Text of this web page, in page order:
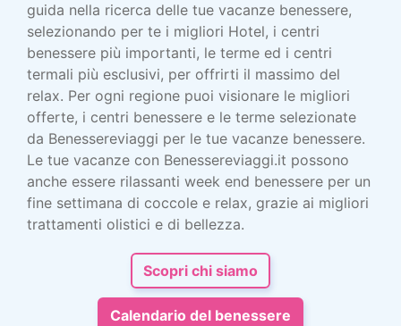
guida nella ricerca delle tue vacanze benessere,
selezionando per te i migliori Hotel, i centri
benessere più importanti, le terme ed i centri
termali più esclusivi, per offrirti il massimo del
relax. Per ogni regione puoi visionare le migliori
offerte, i centri benessere e le terme selezionate
da Benessereviaggi per le tue vacanze benessere.
Le tue vacanze con Benessereviaggi.it possono
anche essere rilassanti week end benessere per un
fine settimana di coccole e relax, grazie ai migliori
trattamenti olistici e di bellezza.
Scopri chi siamo
Calendario del benessere